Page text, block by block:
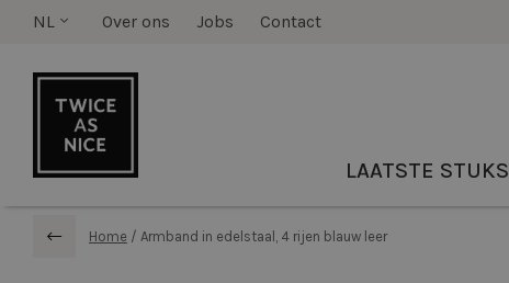
NL Over ons Jobs Contact
LAATSTE STUKS
Home / Armband in edelstaal, 4 rijen blauw leer